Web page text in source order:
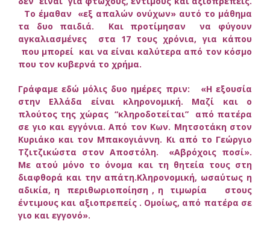
Το έμαθαν «εξ απαλών ονύχων» αυτό το μάθημα
τα δυο παιδιά. Και προτίμησαν να φύγουν
αγκαλιασμένες στα 17 τους χρόνια, για κάπου
που μπορεί και να είναι καλύτερα από τον κόσμο
που τον κυβερνά το χρήμα.
Γράφαμε εδώ μόλις δυο ημέρες πριν: «Η εξουσία
στην Ελλάδα είναι κληρονομική. Μαζί και ο
πλούτος της χώρας “κληροδοτείται” από πατέρα
σε γιο και εγγόνια. Από τον Κων. Μητσοτάκη στον
Κυριάκο και τον Μπακογιάννη. Κι από το Γεώργιο
Τζιτζικώστα στον Αποστόλη. «Αβρόχοις ποσί».
Με ατού μόνο το όνομα και τη θητεία τους στη
διαφθορά και την απάτη.Κληρονομική, ωσαύτως η
αδικία, η περιθωριοποίηση , η τιμωρία στους
έντιμους και αξιοπρεπείς . Ομοίως, από πατέρα σε
γιο και εγγονό».